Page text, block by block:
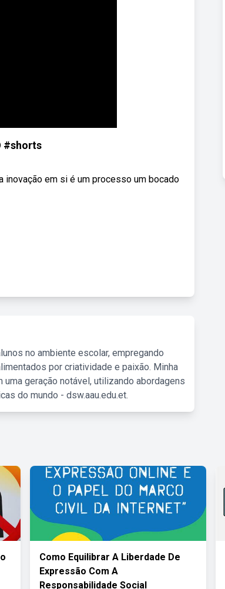
#shorts
inovação em si é um processo um bocado
no ambiente escolar, empregando
por criatividade e paixão. Minha
geração notável, utilizando abordagens
do mundo - dsw.aau.edu.et.
Como Equilibrar A Liberdade De
Expressão Com A
Responsabilidade Social